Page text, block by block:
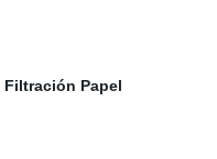
Filtración Papel